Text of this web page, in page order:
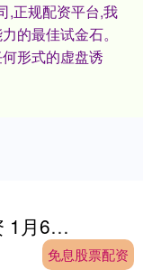
,正规配资平台,我
的最佳试金石。
形式的虚盘诱
免息股票配资 1月6日芳源转债上涨1.57%，转股溢价率152.51%
免息股票配资